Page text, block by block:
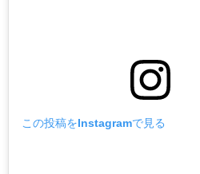
この投稿をInstagramで見る